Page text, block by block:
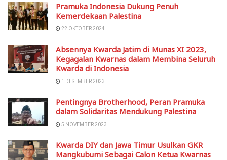
Pramuka Indonesia Dukung Penuh
Kemerdekaan Palestina
22 OKTOBER 2024
Absennya Kwarda Jatim di Munas XI 2023,
Kegagalan Kwarnas dalam Membina Seluruh
Kwarda di Indonesia
1 DESEMBER 2023
Pentingnya Brotherhood, Peran Pramuka
dalam Solidaritas Mendukung Palestina
5 NOVEMBER 2023
Kwarda DIY dan Jawa Timur Usulkan GKR
Mangkubumi Sebagai Calon Ketua Kwarnas